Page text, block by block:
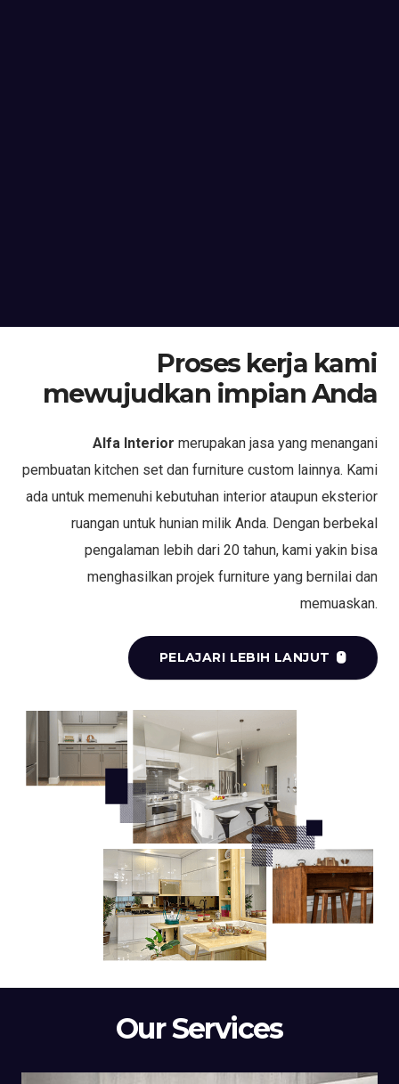
Proses kerja kami
mewujudkan impian Anda
Alfa Interior merupakan jasa yang menangani
pembuatan kitchen set dan furniture custom lainnya. Kami
ada untuk memenuhi kebutuhan interior ataupun eksterior
ruangan untuk hunian milik Anda. Dengan berbekal
pengalaman lebih dari 20 tahun, kami yakin bisa
menghasilkan projek furniture yang bernilai dan
memuaskan.
PELAJARI LEBIH LANJUT
Our Services